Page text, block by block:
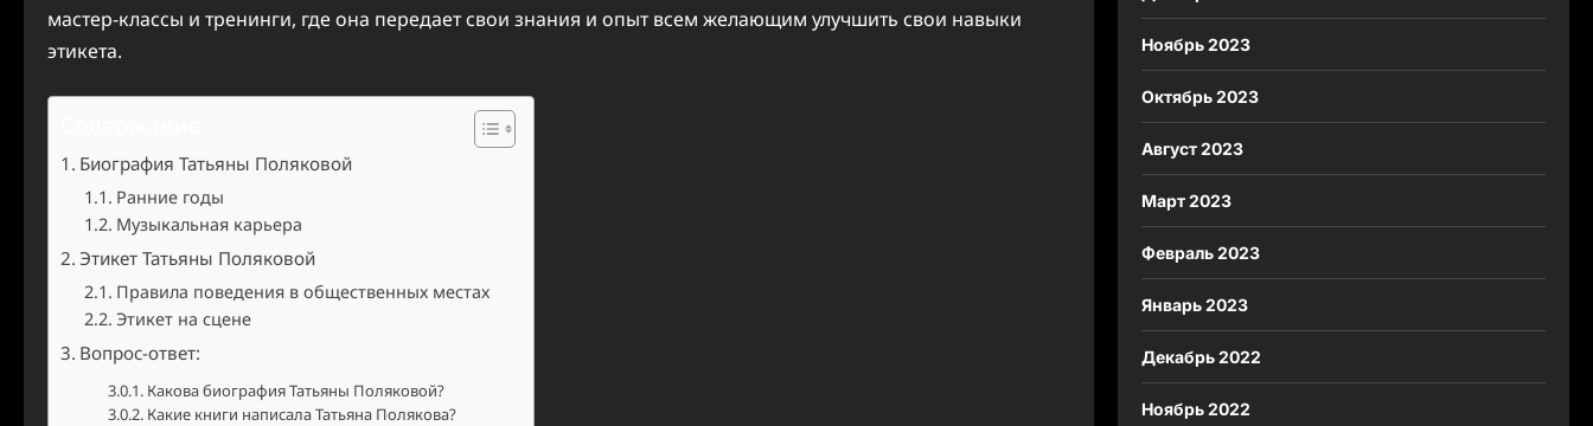
мастер-классы и тренинги, где она передает свои знания и опыт всем желающим улучшить свои навыки
этикета.
Биография Татьяны Поляковой
Ранние годы
Музыкальная карьера
Этикет Татьяны Поляковой
Правила поведения в общественных местах
Этикет на сцене
Вопрос-ответ:
Какова биография Татьяны Поляковой?
Какие книги написала Татьяна Полякова?
Ноябрь 2023
Октябрь 2023
Август 2023
Март 2023
Февраль 2023
Январь 2023
Декабрь 2022
Ноябрь 2022